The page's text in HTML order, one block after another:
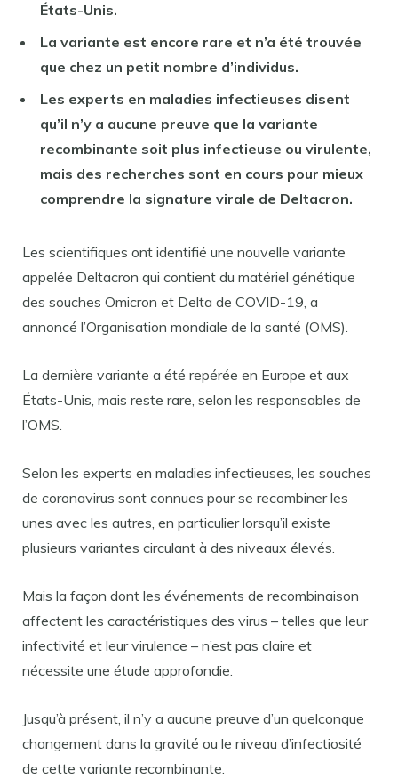
États-Unis.
La variante est encore rare et n’a été trouvée
que chez un petit nombre d’individus.
Les experts en maladies infectieuses disent
qu’il n’y a aucune preuve que la variante
recombinante soit plus infectieuse ou virulente,
mais des recherches sont en cours pour mieux
comprendre la signature virale de Deltacron.
Les scientifiques ont identifié une nouvelle variante
appelée Deltacron qui contient du matériel génétique
des souches Omicron et Delta de COVID-19, a
annoncé l’Organisation mondiale de la santé (OMS).
La dernière variante a été repérée en Europe et aux
États-Unis, mais reste rare, selon les responsables de
l’OMS.
Selon les experts en maladies infectieuses, les souches
de coronavirus sont connues pour se recombiner les
unes avec les autres, en particulier lorsqu’il existe
plusieurs variantes circulant à des niveaux élevés.
Mais la façon dont les événements de recombinaison
affectent les caractéristiques des virus – telles que leur
infectivité et leur virulence – n’est pas claire et
nécessite une étude approfondie.
Jusqu’à présent, il n’y a aucune preuve d’un quelconque
changement dans la gravité ou le niveau d’infectiosité
de cette variante recombinante.